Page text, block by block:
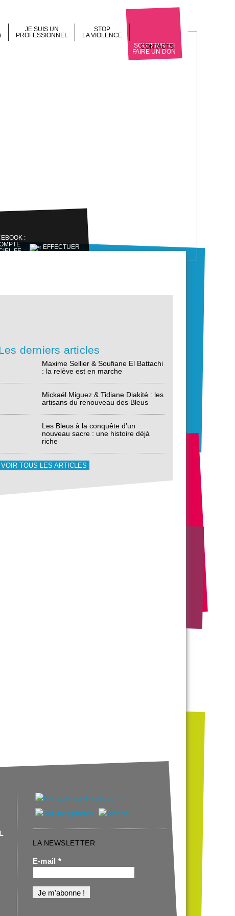
JE SUIS UN
PROFESSIONNEL
STOP
LA VIOLENCE
SOUTENIR ICI
FAIRE UN DON
CONTACTS
derniers articles
Maxime Sellier & Soufiane El Battachi
: la relève est en marche
Mickaël Miguez & Tidiane Diakité : les
artisans du renouveau des Bleus
Les Bleus à la conquête d’un
nouveau sacre : une histoire déjà
riche
VOIR TOUS LES ARTICLES
LA NEWSLETTER
E-mail *